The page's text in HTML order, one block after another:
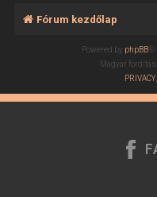
Fórum kezdőlap
Powered by phpBB®
Magyar fordítás